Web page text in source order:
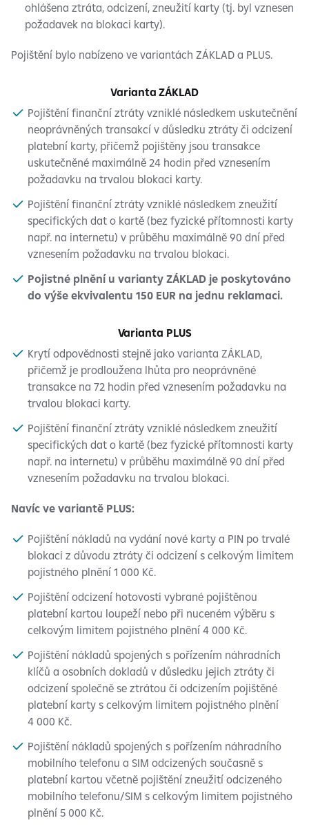
ohlášena ztráta, odcizení, zneužití karty (tj. byl vznesen
požadavek na blokaci karty).
Pojištění bylo nabízeno ve variantách ZÁKLAD a PLUS.
Varianta ZÁKLAD
Pojištění finanční ztráty vzniklé následkem uskutečnění
neoprávněných transakcí v důsledku ztráty či odcizení
platební karty, přičemž pojištěny jsou transakce
uskutečněné maximálně 24 hodin před vznesením
požadavku na trvalou blokaci karty.
Pojištění finanční ztráty vzniklé následkem zneužití
specifických dat o kartě (bez fyzické přítomnosti karty
např. na internetu) v průběhu maximálně 90 dní před
vznesením požadavku na trvalou blokaci.
Pojistné plnění u varianty ZÁKLAD je poskytováno
do výše ekvivalentu 150 EUR na jednu reklamaci.
Varianta PLUS
Krytí odpovědnosti stejně jako varianta ZÁKLAD,
přičemž je prodloužena lhůta pro neoprávněné
transakce na 72 hodin před vznesením požadavku na
trvalou blokaci karty.
Pojištění finanční ztráty vzniklé následkem zneužití
specifických dat o kartě (bez fyzické přítomnosti karty
např. na internetu) v průběhu maximálně 90 dní před
vznesením požadavku na trvalou blokaci.
Navíc ve variantě PLUS:
Pojištění nákladů na vydání nové karty a PIN po trvalé
blokaci z důvodu ztráty či odcizení s celkovým limitem
pojistného plnění 1 000 Kč.
Pojištění odcizení hotovosti vybrané pojištěnou
platební kartou loupeží nebo při nuceném výběru s
celkovým limitem pojistného plnění 4 000 Kč.
Pojištění nákladů spojených s pořízením náhradních
klíčů a osobních dokladů v důsledku jejich ztráty či
odcizení společně se ztrátou či odcizením pojištěné
platební karty s celkovým limitem pojistného plnění
4 000 Kč.
Pojištění nákladů spojených s pořízením náhradního
mobilního telefonu a SIM odcizených současně s
platební kartou včetně pojištění zneužití odcizeného
mobilního telefonu/SIM s celkovým limitem pojistného
plnění 5 000 Kč.